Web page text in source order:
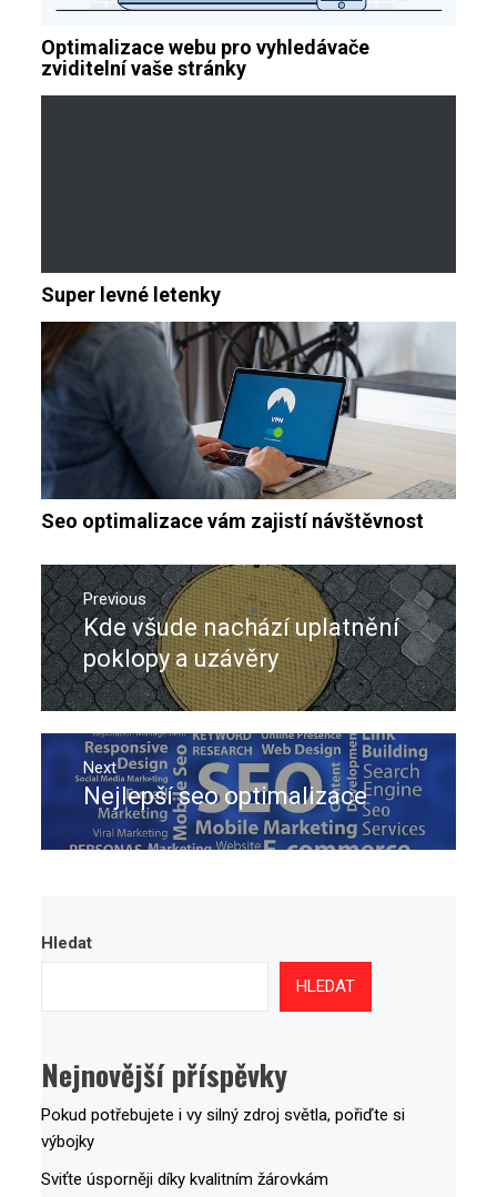
Optimalizace webu pro vyhledávače
zviditelní vaše stránky
Super levné letenky
Seo optimalizace vám zajistí návštěvnost
Navigace
pro
příspěvek
Previous
Previous
post:
Kde všude nachází uplatnění
poklopy a uzávěry
Next
Next
post:
Nejlepší seo optimalizace
Hledat
HLEDAT
Nejnovější příspěvky
Pokud potřebujete i vy silný zdroj světla, pořiďte si
výbojky
Sviťte úsporněji díky kvalitním žárovkám